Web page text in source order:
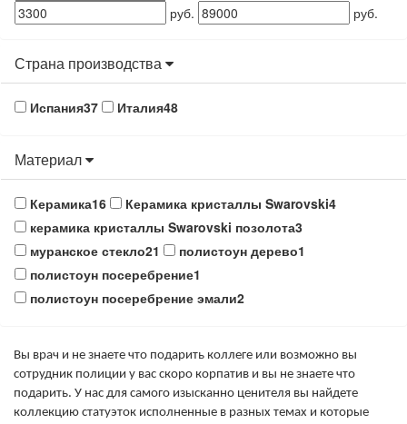
руб. руб.
Страна производства
Испания37 Италия48
Материал
Керамика16 Керамика кристаллы Swarovski4
керамика кристаллы Swarovski позолота3
муранское стекло21 полистоун дерево1
полистоун посеребрение1
полистоун посеребрение эмали2
Вы врач и не знаете что подарить коллеге или возможно вы
сотрудник полиции у вас скоро корпатив и вы не знаете что
подарить. У нас для самого изысканно ценителя вы найдете
коллекцию статуэток исполненные в разных темах и которые